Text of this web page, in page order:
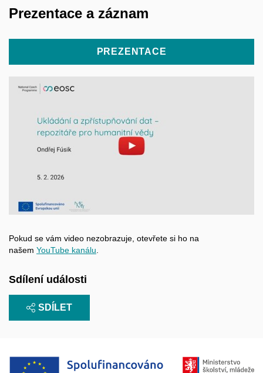
Prezentace a záznam
PREZENTACE
Povolit cookies a přehrát
Pokud se vám video nezobrazuje, otevřete si ho na
našem YouTube kanálu.
Sdílení události
SDÍLET